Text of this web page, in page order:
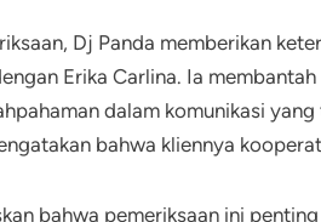
Dj Panda memberikan
Erika Carlina. Ia
dalam komunikasi
bahwa kliennya
bahwa pemeriksaan ini